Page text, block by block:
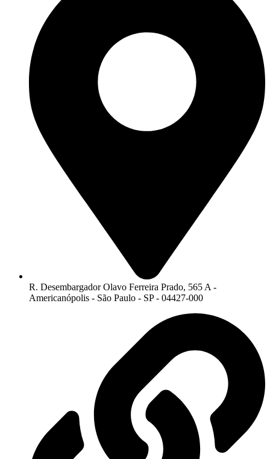
R. Desembargador Olavo Ferreira Prado, 565 A -
Americanópolis - São Paulo - SP - 04427-000